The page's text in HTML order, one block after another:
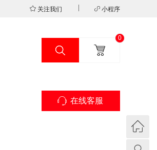
关注我们 小程序
0
在线客服